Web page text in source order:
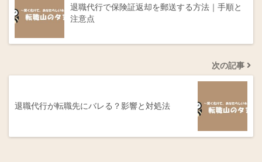
退職代行で保険証返却を郵送する方法｜手順と
注意点
次の記事
退職代行が転職先にバレる？影響と対処法